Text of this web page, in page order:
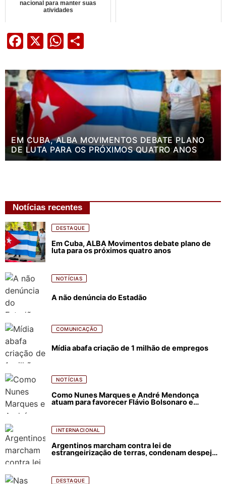
nacional para manter suas
atividades
Facebook
X WhatsApp
EM CUBA, ALBA MOVIMENTOS DEBATE PLANO
DE LUTA PARA OS PRÓXIMOS QUATRO ANOS
Notícias recentes
DESTAQUE
Em Cuba, ALBA Movimentos debate plano de
luta para os próximos quatro anos
NOTÍCIAS
A não denúncia do Estadão
COMUNICAÇÃO
Mídia abafa criação de 1 milhão de empregos
NOTÍCIAS
Como Nunes Marques e André Mendonça
atuam para favorecer Flávio Bolsonaro e
INTERNACIONAL
Argentinos marcham contra lei de
estrangeirização de terras, condenam despejos
DESTAQUE